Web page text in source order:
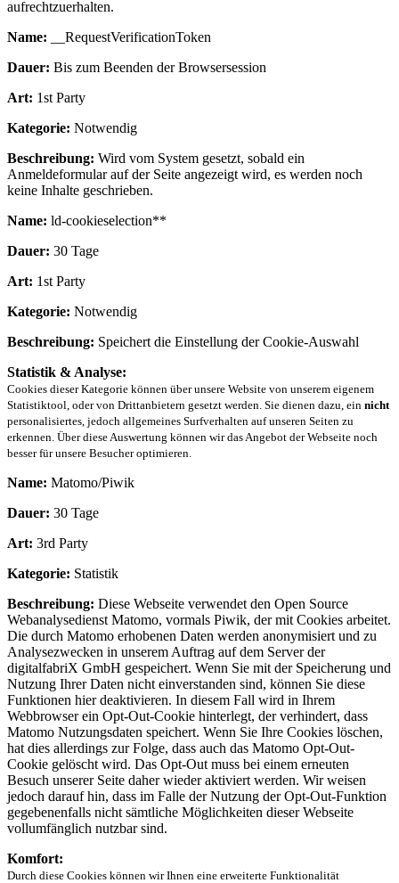
aufrechtzuerhalten.
Name: __RequestVerificationToken
Dauer: Bis zum Beenden der Browsersession
Art: 1st Party
Kategorie: Notwendig
Beschreibung: Wird vom System gesetzt, sobald ein
Anmeldeformular auf der Seite angezeigt wird, es werden noch
keine Inhalte geschrieben.
Name: ld-cookieselection**
Dauer: 30 Tage
Art: 1st Party
Kategorie: Notwendig
Beschreibung: Speichert die Einstellung der Cookie-Auswahl
Statistik & Analyse:
Cookies dieser Kategorie können über unsere Website von unserem eigenem
Statistiktool, oder von Drittanbietern gesetzt werden. Sie dienen dazu, ein nicht
personalisiertes, jedoch allgemeines Surfverhalten auf unseren Seiten zu
erkennen. Über diese Auswertung können wir das Angebot der Webseite noch
besser für unsere Besucher optimieren.
Name: Matomo/Piwik
Dauer: 30 Tage
Art: 3rd Party
Kategorie: Statistik
Beschreibung: Diese Webseite verwendet den Open Source
Webanalysedienst Matomo, vormals Piwik, der mit Cookies arbeitet.
Die durch Matomo erhobenen Daten werden anonymisiert und zu
Analysezwecken in unserem Auftrag auf dem Server der
digitalfabriX GmbH gespeichert. Wenn Sie mit der Speicherung und
Nutzung Ihrer Daten nicht einverstanden sind, können Sie diese
Funktionen hier deaktivieren. In diesem Fall wird in Ihrem
Webbrowser ein Opt-Out-Cookie hinterlegt, der verhindert, dass
Matomo Nutzungsdaten speichert. Wenn Sie Ihre Cookies löschen,
hat dies allerdings zur Folge, dass auch das Matomo Opt-Out-
Cookie gelöscht wird. Das Opt-Out muss bei einem erneuten
Besuch unserer Seite daher wieder aktiviert werden. Wir weisen
jedoch darauf hin, dass im Falle der Nutzung der Opt-Out-Funktion
gegebenenfalls nicht sämtliche Möglichkeiten dieser Webseite
vollumfänglich nutzbar sind.
Komfort:
Durch diese Cookies können wir Ihnen eine erweiterte Funktionalität